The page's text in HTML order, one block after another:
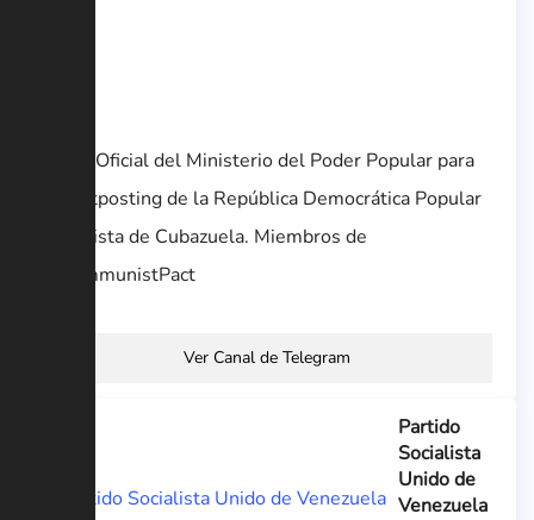
Canal Oficial del Ministerio del Poder Popular para
el Shitposting de la República Democrática Popular
Socialista de Cubazuela. Miembros de
@CommunistPact
Ver Canal de Telegram
Partido
Socialista
Unido de
Venezuela